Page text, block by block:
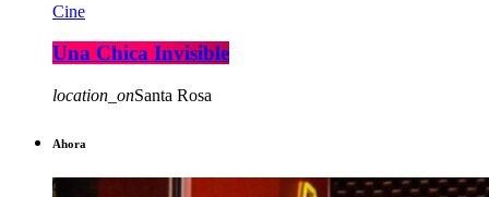
Cine
Una Chica Invisible
location_onSanta Rosa
Ahora